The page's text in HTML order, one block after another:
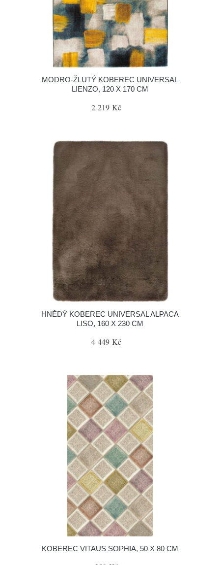
MODRO-ŽLUTÝ KOBEREC UNIVERSAL
LIENZO, 120 X 170 CM
2 219 Kč
HNĚDÝ KOBEREC UNIVERSAL ALPACA
LISO, 160 X 230 CM
4 449 Kč
KOBEREC VITAUS SOPHIA, 50 X 80 CM